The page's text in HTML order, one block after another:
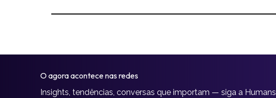
O agora acontece nas redes
Insights, tendências, conversas que importam — siga a Humans